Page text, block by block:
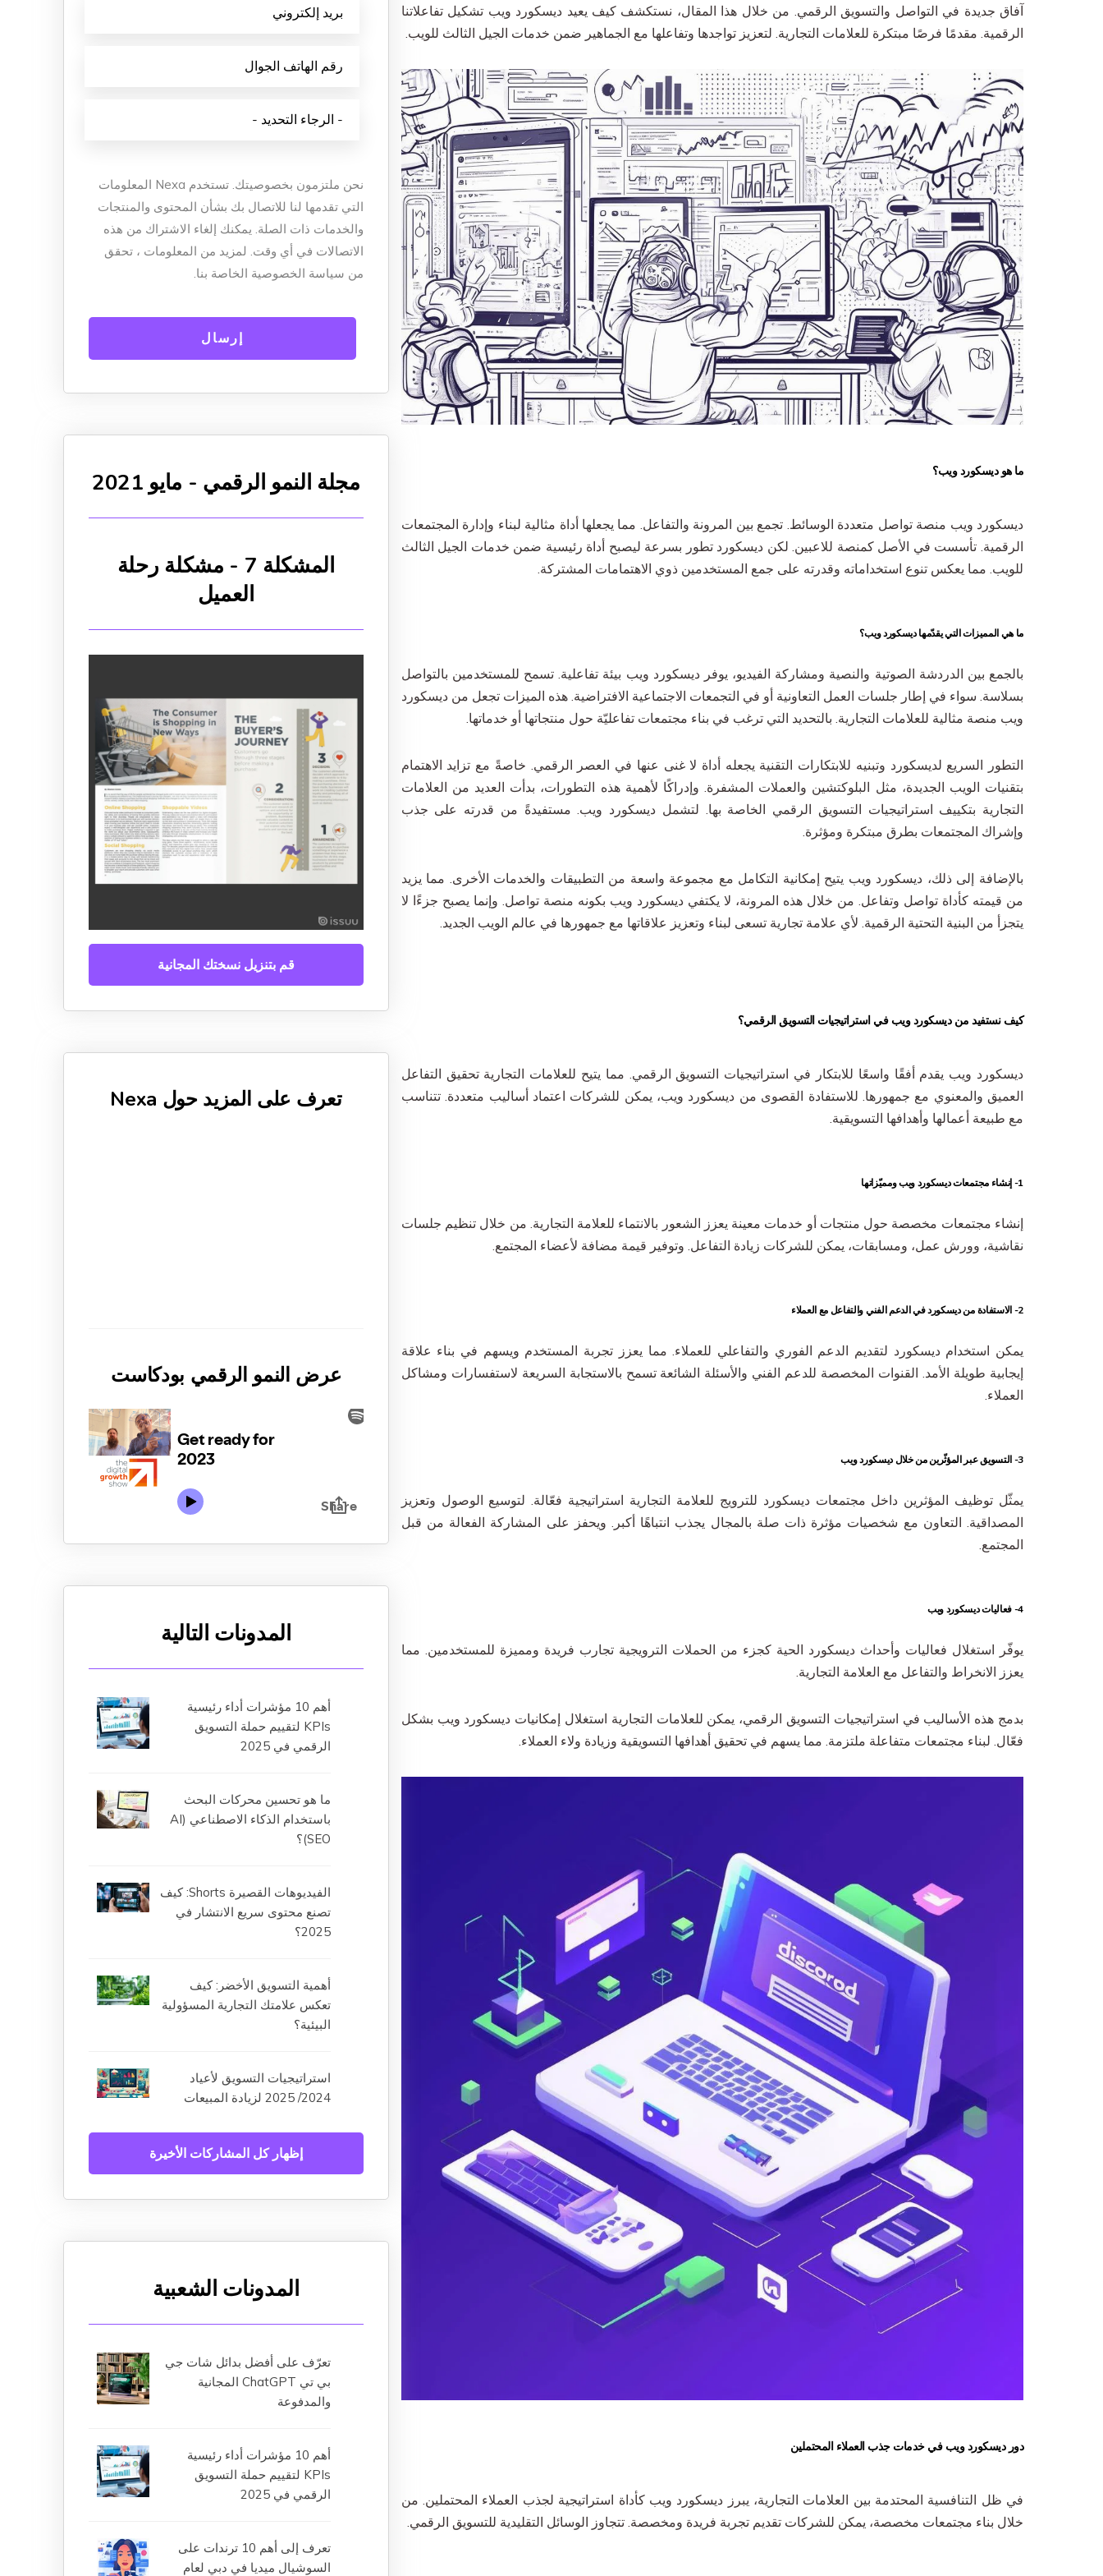
نظم إدارة المحتوى
خدمات موقع التجارة الإلكترونية
صناعة محتوى وسائل التواصل الاجتماعي وتوزيعه
خدمات الدعاية والإعلان عبر وسائل التواصل الاجتماعي
آفاق جديدة في التواصل والتسويق الرقمي. من خلال هذا المقال، نستكشف كيف يعيد ديسكورد ويب تشكيل تفاعلاتنا
الرقمية. مقدمًا فرصًا مبتكرة للعلامات التجارية. لتعزيز تواجدها وتفاعلها مع الجماهير ضمن خدمات الجيل الثالث للويب.
ما هو ديسكورد ويب؟
ديسكورد ويب منصة تواصل متعددة الوسائط. تجمع بين المرونة والتفاعل. مما يجعلها أداة مثالية لبناء وإدارة المجتمعات
الرقمية. تأسست في الأصل كمنصة للاعبين. لكن ديسكورد تطور بسرعة ليصبح أداة رئيسية ضمن خدمات الجيل الثالث
للويب. مما يعكس تنوع استخداماته وقدرته على جمع المستخدمين ذوي الاهتمامات المشتركة.
ما هي المميزات التي يقدّمها ديسكورد ويب؟
بالجمع بين الدردشة الصوتية والنصية ومشاركة الفيديو، يوفر ديسكورد ويب بيئة تفاعلية. تسمح للمستخدمين بالتواصل
بسلاسة. سواء في إطار جلسات العمل التعاونية أو في التجمعات الاجتماعية الافتراضية. هذه الميزات تجعل من ديسكورد
ويب منصة مثالية للعلامات التجارية. بالتحديد التي ترغب في بناء مجتمعات تفاعليّة حول منتجاتها أو خدماتها.
التطور السريع لديسكورد وتبنيه للابتكارات التقنية يجعله أداة لا غنى عنها في العصر الرقمي. خاصةً مع تزايد الاهتمام
بتقنيات الويب الجديدة، مثل البلوكتشين والعملات المشفرة. وإدراكًا لأهمية هذه التطورات، بدأت العديد من العلامات
التجارية بتكييف استراتيجيات التسويق الرقمي الخاصة بها. لتشمل ديسكورد ويب. مستفيدةً من قدرته على جذب
وإشراك المجتمعات بطرق مبتكرة ومؤثرة.
بالإضافة إلى ذلك، ديسكورد ويب يتيح إمكانية التكامل مع مجموعة واسعة من التطبيقات والخدمات الأخرى. مما يزيد
من قيمته كأداة تواصل وتفاعل. من خلال هذه المرونة، لا يكتفي ديسكورد ويب بكونه منصة تواصل. وإنما يصبح جزءًا لا
يتجزأ من البنية التحتية الرقمية. لأي علامة تجارية تسعى لبناء وتعزيز علاقاتها مع جمهورها في عالم الويب الجديد.
كيف نستفيد من ديسكورد ويب في استراتيجيات التسويق الرقمي؟
ديسكورد ويب يقدم أفقًا واسعًا للابتكار في استراتيجيات التسويق الرقمي. مما يتيح للعلامات التجارية تحقيق التفاعل
العميق والمعنوي مع جمهورها. للاستفادة القصوى من ديسكورد ويب، يمكن للشركات اعتماد أساليب متعددة. تتناسب
مع طبيعة أعمالها وأهدافها التسويقية.
1- إنشاء مجتمعات ديسكورد ويب ومميّزاتها
إنشاء مجتمعات مخصصة حول منتجات أو خدمات معينة يعزز الشعور بالانتماء للعلامة التجارية. من خلال تنظيم جلسات
نقاشية، وورش عمل، ومسابقات، يمكن للشركات زيادة التفاعل. وتوفير قيمة مضافة لأعضاء المجتمع.
2- الاستفادة من ديسكورد في الدعم الفني والتفاعل مع العملاء
يمكن استخدام ديسكورد لتقديم الدعم الفوري والتفاعلي للعملاء. مما يعزز تجربة المستخدم ويسهم في بناء علاقة
إيجابية طويلة الأمد. القنوات المخصصة للدعم الفني والأسئلة الشائعة تسمح بالاستجابة السريعة لاستفسارات ومشاكل
العملاء.
3- التسويق عبر المؤثّرين من خلال ديسكورد ويب
يمثّل توظيف المؤثرين داخل مجتمعات ديسكورد للترويج للعلامة التجارية استراتيجية فعّالة. لتوسيع الوصول وتعزيز
المصداقية. التعاون مع شخصيات مؤثرة ذات صلة بالمجال يجذب انتباهًا أكبر. ويحفز على المشاركة الفعالة من قبل
المجتمع.
4- فعاليات ديسكورد ويب
يوفّر استغلال فعاليات وأحداث ديسكورد الحية كجزء من الحملات الترويجية تجارب فريدة ومميزة للمستخدمين. مما
يعزز الانخراط والتفاعل مع العلامة التجارية.
بدمج هذه الأساليب في استراتيجيات التسويق الرقمي، يمكن للعلامات التجارية استغلال إمكانيات ديسكورد ويب بشكل
فعّال. لبناء مجتمعات متفاعلة ملتزمة. مما يسهم في تحقيق أهدافها التسويقية وزيادة ولاء العملاء.
دور ديسكورد ويب في خدمات جذب العملاء المحتملين
في ظل التنافسية المحتدمة بين العلامات التجارية، يبرز ديسكورد ويب كأداة استراتيجية لجذب العملاء المحتملين. من
خلال بناء مجتمعات مخصصة، يمكن للشركات تقديم تجربة فريدة ومخصصة. تتجاوز الوسائل التقليدية للتسويق الرقمي.
نحن ملتزمون بخصوصيتك. تستخدم Nexa المعلومات
التي تقدمها لنا للاتصال بك بشأن المحتوى والمنتجات
والخدمات ذات الصلة. يمكنك إلغاء الاشتراك من هذه
الاتصالات في أي وقت. لمزيد من المعلومات ، تحقق
من سياسة الخصوصية الخاصة بنا.
مجلة النمو الرقمي - مايو 2021
المشكلة 7 - مشكلة رحلة
العميل
قم بتنزيل نسختك المجانية
تعرف على المزيد حول Nexa
عرض النمو الرقمي بودكاست
المدونات التالية
أهم 10 مؤشرات أداء رئيسية
KPIs لتقييم حملة التسويق
الرقمي في 2025
ما هو تحسين محركات البحث
باستخدام الذكاء الاصطناعي (AI
SEO)؟
الفيديوهات القصيرة Shorts: كيف
تصنع محتوى سريع الانتشار في
2025؟
أهمية التسويق الأخضر: كيف
تعكس علامتك التجارية المسؤولية
البيئية؟
استراتيجيات التسويق لأعياد
2024/ 2025 لزيادة المبيعات
إظهار كل المشاركات الأخيرة
المدونات الشعبية
تعرّف على أفضل بدائل شات جي
بي تي ChatGPT المجانية
والمدفوعة
أهم 10 مؤشرات أداء رئيسية
KPIs لتقييم حملة التسويق
الرقمي في 2025
تعرف إلى أهم 10 ترندات على
السوشيال ميديا في دبي لعام